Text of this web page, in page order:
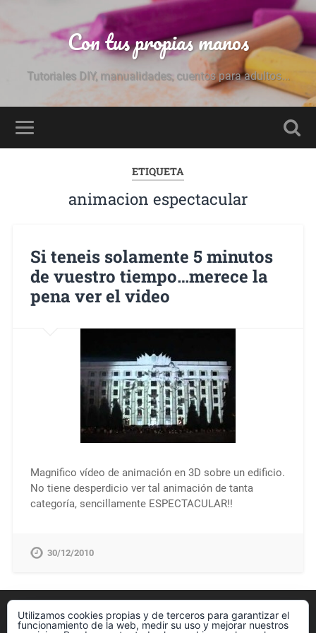
Con tus propias manos
Tutoriales DIY, manualidades, cuentos para adultos...
ETIQUETA
animacion espectacular
Si teneis solamente 5 minutos
de vuestro tiempo…merece la
pena ver el video
Magnifico vídeo de animación en 3D sobre un edificio.
No tiene desperdicio ver tal animación de tanta
categoría, sencillamente ESPECTACULAR!!
30/12/2010
Política de cookies
Utilizamos cookies propias y de terceros para garantizar el
funcionamiento de la web, medir su uso y mejorar nuestros